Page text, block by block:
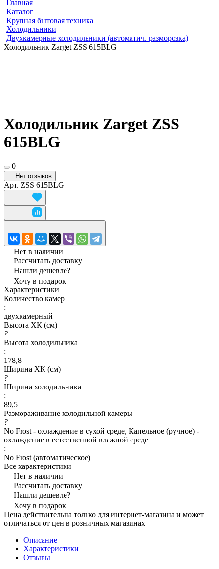
Главная
Каталог
Крупная бытовая техника
Холодильники
Двухкамерные холодильники (автоматич. разморозка)
Холодильник Zarget ZSS 615BLG
Холодильник Zarget ZSS
615BLG
0
Нет отзывов
Арт. ZSS 615BLG
Нет в наличии
Рассчитать доставку
Нашли дешевле?
Хочу в подарок
Характеристики
Количество камер
:
двухкамерный
Высота ХК (см)
?
Высота холодильника
:
178,8
Ширина ХК (см)
?
Ширина холодильника
:
89,5
Размораживание холодильной камеры
?
No Frost - охлаждение в сухой среде, Капельное (ручное) -
охлаждение в естественной влажной среде
:
No Frost (автоматическое)
Все характеристики
Нет в наличии
Рассчитать доставку
Нашли дешевле?
Хочу в подарок
Цена действительна только для интернет-магазина и может
отличаться от цен в розничных магазинах
Описание
Характеристики
Отзывы